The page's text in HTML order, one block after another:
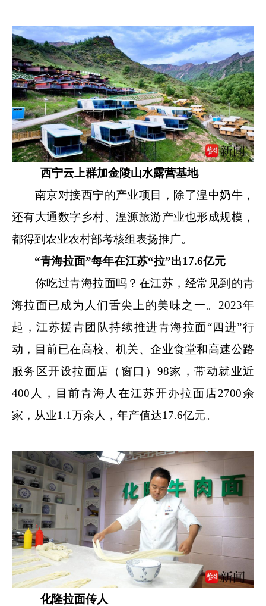
西宁云上群加金陵山水露营基地
南京对接西宁的产业项目，除了湟中奶牛，
还有大通数字乡村、湟源旅游产业也形成规模，
都得到农业农村部考核组表扬推广。
“青海拉面”每年在江苏“拉”出17.6亿元
你吃过青海拉面吗？在江苏，经常见到的青
海拉面已成为人们舌尖上的美味之一。2023年
起，江苏援青团队持续推进青海拉面“四进”行
动，目前已在高校、机关、企业食堂和高速公路
服务区开设拉面店（窗口）98家，带动就业近
400人，目前青海人在江苏开办拉面店2700余
家，从业1.1万余人，年产值达17.6亿元。
化隆拉面传人